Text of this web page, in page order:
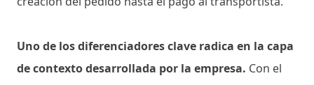
Uno de los diferenciadores clave radica en la capa
de contexto desarrollada por la empresa. Con el